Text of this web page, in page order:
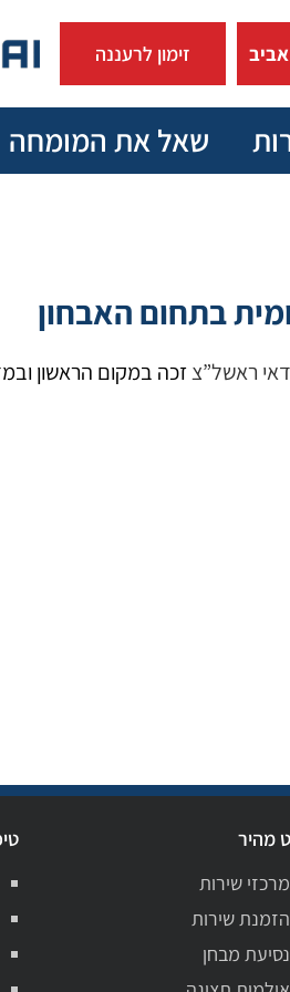
זימון לרעננה
שאל את המומחה
בתחום האבחון
ראשל”צזכה במקום הראשון
מהיר
מרכזי שירות
הזמנת שירות
נסיעת מבחן